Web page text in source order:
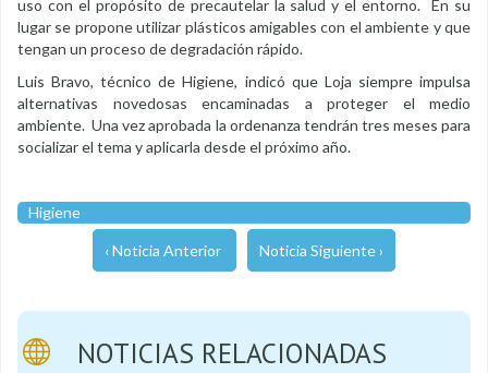
uso con el propósito de precautelar la salud y el entorno. En su
lugar se propone utilizar plásticos amigables con el ambiente y que
tengan un proceso de degradación rápido.
Luis Bravo, técnico de Higiene, indicó que Loja siempre impulsa
alternativas novedosas encaminadas a proteger el medio
ambiente. Una vez aprobada la ordenanza tendrán tres meses para
socializar el tema y aplicarla desde el próximo año.
Higiene
‹ Noticia Anterior Noticia Siguiente ›
NOTICIAS RELACIONADAS